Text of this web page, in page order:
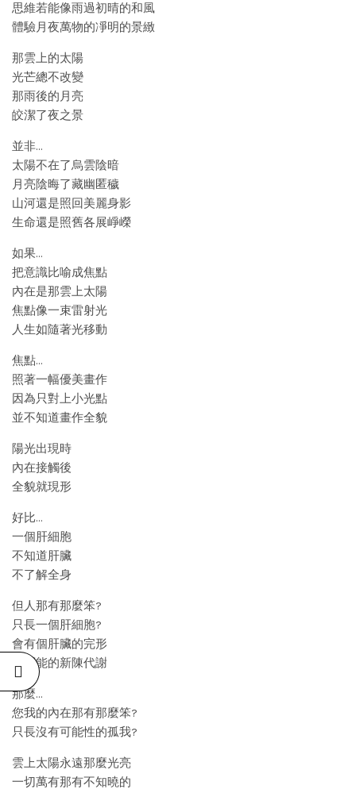
思維若能像雨過初晴的和風
體驗月夜萬物的凈明的景緻
那雲上的太陽
光芒總不改變
那雨後的月亮
皎潔了夜之景
並非…
太陽不在了烏雲陰暗
月亮陰晦了藏幽匿穢
山河還是照回美麗身影
生命還是照舊各展崢嶸
如果…
把意識比喻成焦點
內在是那雲上太陽
焦點像一束雷射光
人生如隨著光移動
焦點…
照著一幅優美畫作
因為只對上小光點
並不知道畫作全貌
陽光出現時
內在接觸後
全貌就現形
好比…
一個肝細胞
不知道肝臟
不了解全身
但人那有那麼笨?
只長一個肝細胞?
會有個肝臟的完形
和可能的新陳代謝
那麼…
您我的內在那有那麼笨?
只長沒有可能性的孤我?
雲上太陽永遠那麼光亮
一切萬有那有不知曉的